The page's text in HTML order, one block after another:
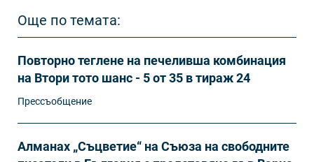
Още по темата:
Повторно теглене на печеливша комбинация
на Втори тото шанс - 5 от 35 в тираж 24
Прессъобщение
Алманах „Съцветие“ на Съюза на свободните